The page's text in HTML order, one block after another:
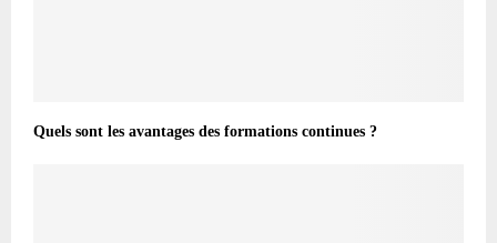
Quels sont les avantages des formations continues ?